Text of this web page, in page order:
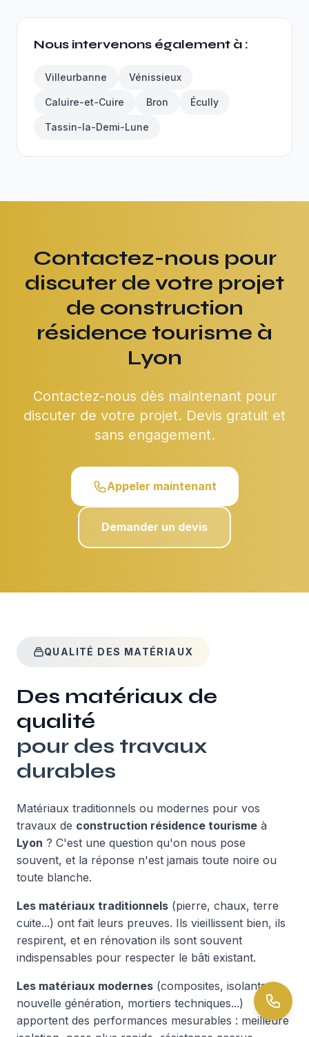
Nous intervenons également à :
Villeurbanne Vénissieux
Caluire-et-Cuire Bron Écully
Tassin-la-Demi-Lune
Contactez-nous pour
discuter de votre projet
de construction
résidence tourisme à
Lyon
Contactez-nous dès maintenant pour
discuter de votre projet. Devis gratuit et
sans engagement.
Appeler maintenant
Demander un devis
QUALITÉ DES MATÉRIAUX
Des matériaux de
qualité
pour des travaux
durables
Matériaux traditionnels ou modernes pour vos
travaux de construction résidence tourisme à
Lyon ? C'est une question qu'on nous pose
souvent, et la réponse n'est jamais toute noire ou
toute blanche.
Les matériaux traditionnels (pierre, chaux, terre
cuite...) ont fait leurs preuves. Ils vieillissent bien, ils
respirent, et en rénovation ils sont souvent
indispensables pour respecter le bâti existant.
Les matériaux modernes (composites, isolants
nouvelle génération, mortiers techniques...)
apportent des performances mesurables : meilleure